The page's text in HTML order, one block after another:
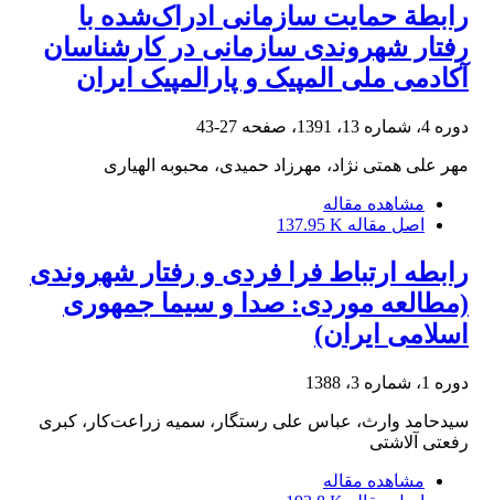
رابطة حمایت سازمانی ادراک‌شده با
رفتار شهروندی سازمانی در کارشناسان
آکادمی ملی المپیک و پارالمپیک ایران
دوره 4، شماره 13، 1391، صفحه 27-43
مهر علی همتی نژاد، مهرزاد حمیدی، محبوبه الهیاری
مشاهده مقاله
اصل مقاله 137.95 K
رابطه ارتباط فرا فردی و رفتار شهروندی
(مطالعه موردی: صدا و سیما جمهوری
اسلامی ایران)
دوره 1، شماره 3، 1388
سیدحامد وارث، عباس علی رستگار، سمیه زراعت‌کار، کبری
رفعتی آلاشتی
مشاهده مقاله